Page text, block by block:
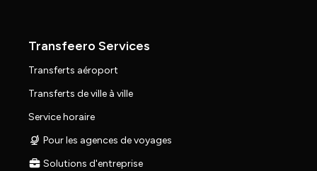
Transfeero Services
Transferts aéroport
Transferts de ville à ville
Service horaire
Pour les agences de voyages
Solutions d'entreprise